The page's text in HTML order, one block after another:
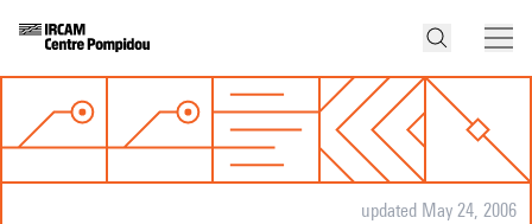
updated May 24, 2006